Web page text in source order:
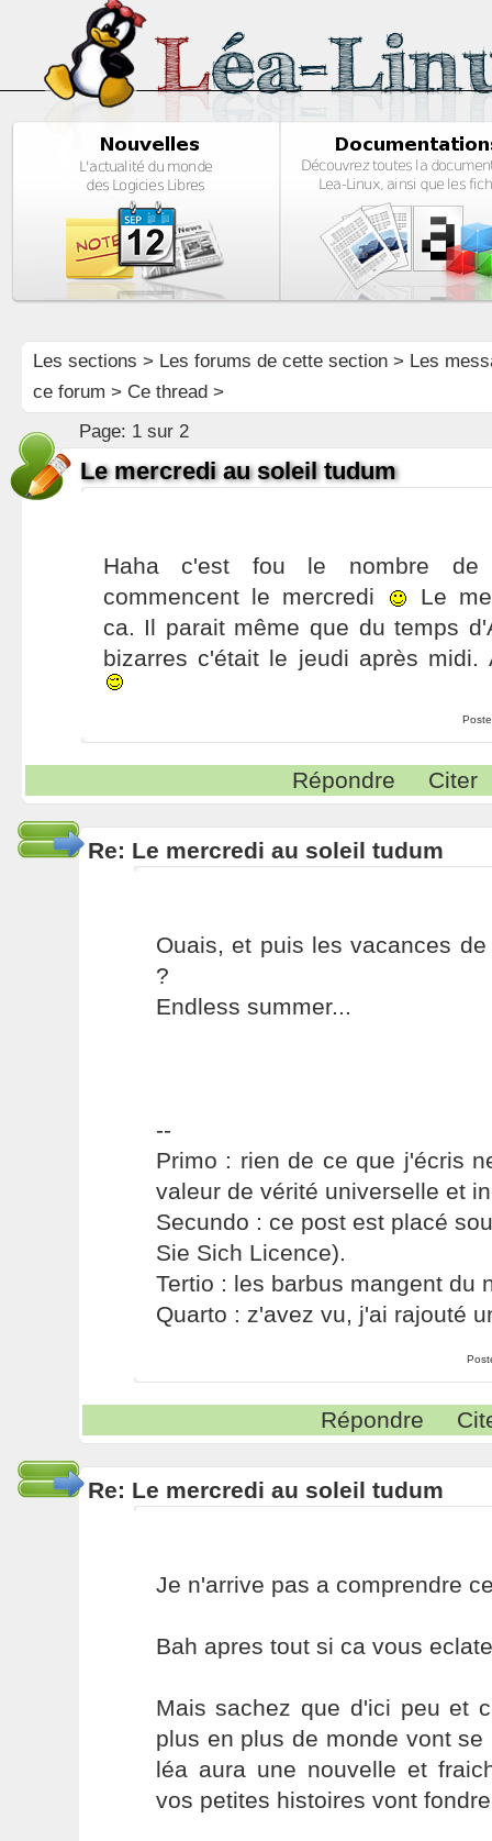
Les sections > Les forums de cette section> Les
ce forum > Ce thread >
Page: 1 sur 2
Le mercredi au soleil tudum
Haha c'est fou le nombre de
commencent le mercredi
Le
ca. Il parait même que du temps
bizarres c'était le jeudi après midi.
Répondre Citer
Re: Le mercredi au soleil tudum
Ouais, et puis les vacances
?
Endless summer...
--
Primo : rien de ce que j'écris
valeur de vérité universelle et
Secundo : ce post est placé
Sie Sich Licence).
Tertio : les barbus mangent du
Quarto : z'avez vu, j'ai rajouté
Répondre
Re: Le mercredi au soleil tudum
Je n'arrive pas a comprendre
Bah apres tout si ca vous
Mais sachez que d'ici peu et
plus en plus de monde vont
léa aura une nouvelle et
vos petites histoires vont